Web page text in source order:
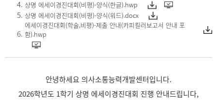
상명 에세이경진대회(비평)-양식(한글).hwp
상명 에세이경진대회(비평)-양식(워드).docx
에세이경진대회(학술,비평)-제출 안내(카피킬러보고서 안내 포
함).hwp
안녕하세요 의사소통능력개발센터입니다.
2026학년도 1학기 상명 에세이경진대회 진행 안내드립니다,